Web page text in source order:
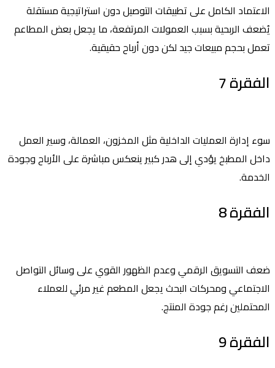
الاعتماد الكامل على تطبيقات التوصيل دون استراتيجية مستقلة
يُضعف الربحية بسبب العمولات المرتفعة، ما يجعل بعض المطاعم
تعمل بحجم مبيعات جيد لكن دون أرباح حقيقية.
الفقرة 7
سوء إدارة العمليات الداخلية مثل المخزون، العمالة، وسير العمل
داخل المطبخ يؤدي إلى هدر كبير ينعكس مباشرة على الأرباح وجودة
الخدمة.
الفقرة 8
ضعف التسويق الرقمي وعدم الظهور القوي على وسائل التواصل
الاجتماعي ومحركات البحث يجعل المطعم غير مرئي للعملاء
المحتملين رغم جودة المنتج.
الفقرة 9